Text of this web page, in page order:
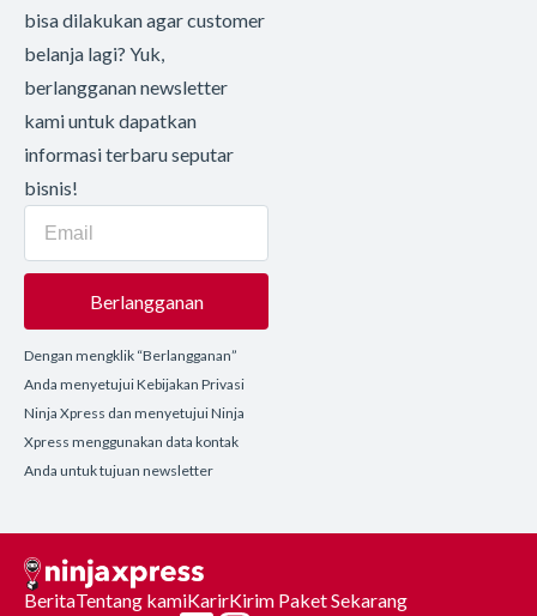
bisa dilakukan agar customer
belanja lagi? Yuk,
berlangganan newsletter
kami untuk dapatkan
informasi terbaru seputar
bisnis!
Berlangganan
Dengan mengklik “Berlangganan”
Anda menyetujui Kebijakan Privasi
Ninja Xpress dan menyetujui Ninja
Xpress menggunakan data kontak
Anda untuk tujuan newsletter
BeritaTentang kamiKarirKirim Paket Sekarang